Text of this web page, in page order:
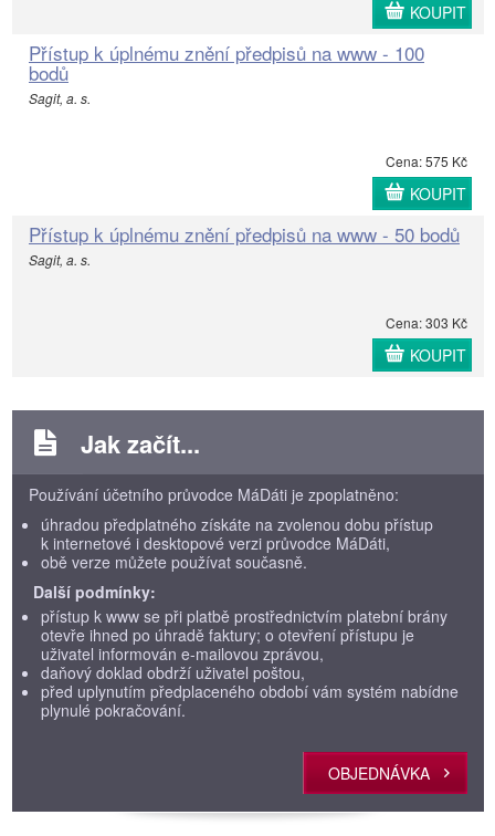
KOUPIT
Přístup k úplnému znění předpisů na www - 100
bodů
Sagit, a. s.
Cena: 575 Kč
KOUPIT
Přístup k úplnému znění předpisů na www - 50 bodů
Sagit, a. s.
Cena: 303 Kč
KOUPIT
Jak začít...
Používání účetního průvodce MáDáti je zpoplatněno:
úhradou předplatného získáte na zvolenou dobu přístup
k internetové i desktopové verzi průvodce MáDáti,
obě verze můžete používat současně.
Další podmínky:
přístup k www se při platbě prostřednictvím platební brány
otevře ihned po úhradě faktury; o otevření přístupu je
uživatel informován e-mailovou zprávou,
daňový doklad obdrží uživatel poštou,
před uplynutím předplaceného období vám systém nabídne
plynulé pokračování.
OBJEDNÁVKA